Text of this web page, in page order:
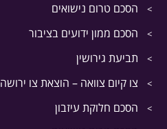
הסכם טרום נישואים
הסכם ממון ידועים בציבור
תביעת גירושין
צו קיום צוואה – הוצאת צו ירושה
הסכם חלוקת עיזבון